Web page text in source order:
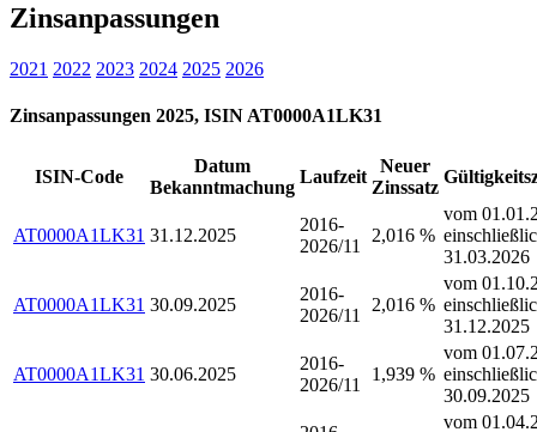
Zinsanpassungen
2021 2022 2023 2024 2025 2026
Zinsanpassungen 2025, ISIN AT0000A1LK31
ISIN-Code
Datum
Bekanntmachung
Laufzeit
Neuer
Zinssatz
AT0000A1LK31 31.12.2025
2016-
2026/11
2,016 %
vom
31.03.2026
AT0000A1LK31 30.09.2025
2016-
2026/11
2,016 %
vom
31.12.2025
AT0000A1LK31 30.06.2025
2016-
2026/11
1,939 %
vom
30.09.2025
vom